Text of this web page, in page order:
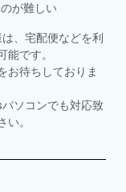
が難しい
、宅配便などを利
能です。
お待ちしておりま
ソコンでも対応致
い。